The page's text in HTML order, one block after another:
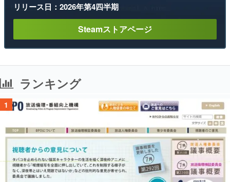
リリース日：2026年第4四半期
Steamストアページ
ランキング
1